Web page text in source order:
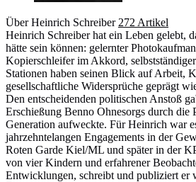
Über Heinrich Schreiber 272 Artikel
Heinrich Schreiber hat ein Leben gelebt,
hätte sein können: gelernter
Kopierschleifer im Akkord,
Stationen haben seinen Blick auf Arbeit,
gesellschaftliche Widersprüche geprägt
Den entscheidenden politischen Anstoß
Erschießung Benno Ohnesorgs durch die
Generation aufweckte. Für Heinrich war
jahrzehntelangen Engagements in der
Roten Garde Kiel/ML und später in der
von vier Kindern und erfahrener
Entwicklungen, schreibt und publiziert er